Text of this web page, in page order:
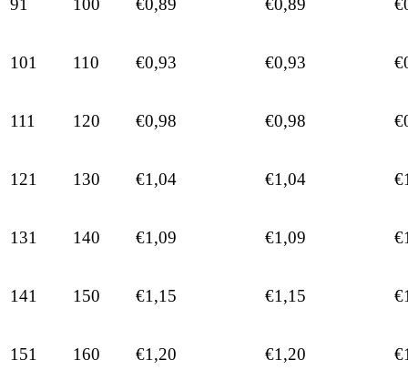
91 100 €0,89 €0,89
101 110 €0,93 €0,93
111 120 €0,98 €0,98
121 130 €1,04 €1,04
131 140 €1,09 €1,09
141 150 €1,15 €1,15
151 160 €1,20 €1,20